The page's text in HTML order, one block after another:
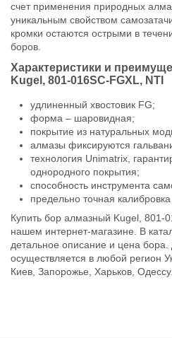
счет применения природных
уникальным свойством
кромки остаются острыми в
боров.
Характеристики и
Kugel, 801-016SC-FGXL, NTI
удлиненный хвостовик FG;
форма – шаровидная;
покрытие из натуральных
алмазы фиксируются
технология Unimatrix,
однородного покрытия;
способность инструмента
предельно точная калибровка
Купить бор алмазный Kugel, 801-
нашем интернет-магазине. В
детальное описание и цена бора.
осуществляется в любой регион
Киев, Запорожье, Харьков, Одессу.